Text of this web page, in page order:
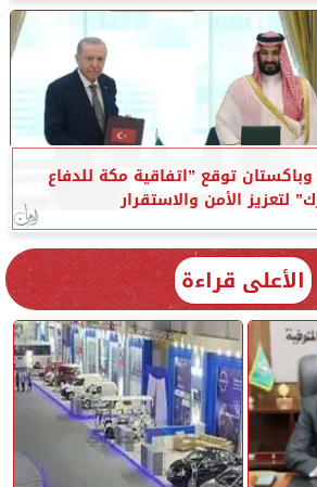
توقع ”اتفاقية مكة للدفاع
لتعزيز الأمن والاستقرار
الأعلى قراءة